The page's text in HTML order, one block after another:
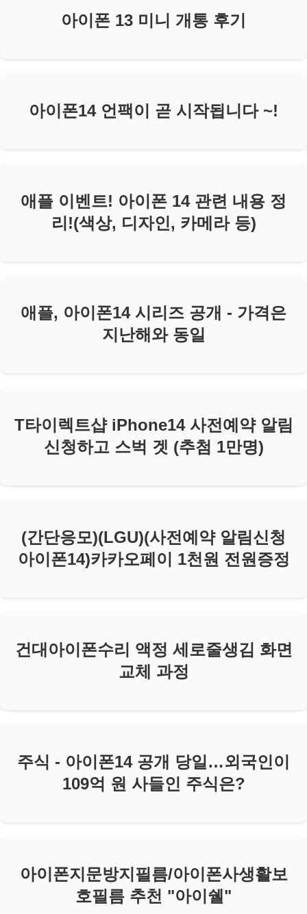
아이폰 13 미니 개통 후기
아이폰14 언팩이 곧 시작됩니다 ~!
애플 이벤트! 아이폰 14 관련 내용 정
리!(색상, 디자인, 카메라 등)
애플, 아이폰14 시리즈 공개 - 가격은
지난해와 동일
T타이렉트샵 iPhone14 사전예약 알림
신청하고 스벅 겟 (추첨 1만명)
(간단응모)(LGU)(사전예약 알림신청
아이폰14)카카오페이 1천원 전원증정
건대아이폰수리 액정 세로줄생김 화면
교체 과정
주식 - 아이폰14 공개 당일…외국인이
109억 원 사들인 주식은?
아이폰지문방지필름/아이폰사생활보
호필름 추천 "아이쉘"